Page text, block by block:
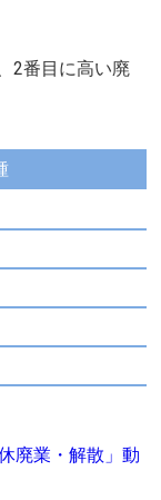
2番目に高い廃
廃業・解散」動